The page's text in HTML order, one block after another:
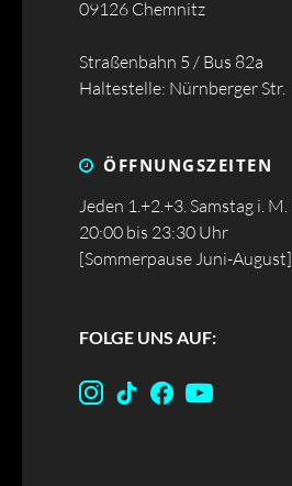
09126 Chemnitz
Straßenbahn 5 / Bus 82a
Haltestelle: Nürnberger Str.
ÖFFNUNGS­ZEITEN
Jeden 1.+2.+3. Samstag i. M.
20:00 bis 23:30 Uhr
[Sommerpause Juni-August]
FOLGE UNS AUF: